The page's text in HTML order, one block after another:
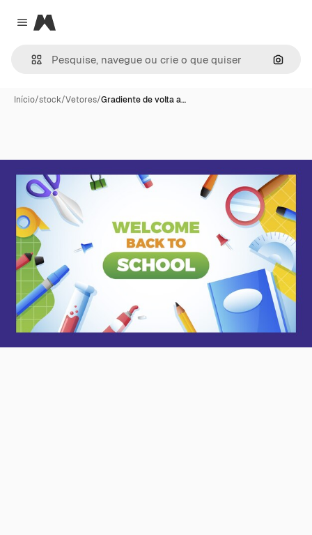
Close menu
Magnific
Início/stock/Vetores/Gradiente de volta a…